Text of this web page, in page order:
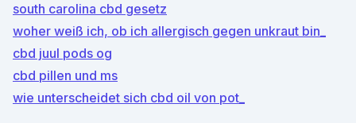
south carolina cbd gesetz
woher weiß ich, ob ich allergisch gegen unkraut bin_
cbd juul pods og
cbd pillen und ms
wie unterscheidet sich cbd oil von pot_